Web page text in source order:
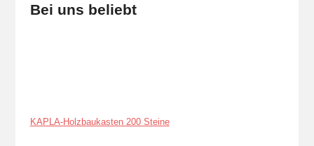
Bei uns beliebt
KAPLA-Holzbaukasten 200 Steine